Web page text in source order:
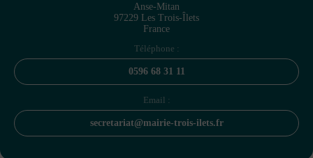
Anse-Mitan
97229 Les Trois-Îlets
France
Téléphone :
0596 68 31 11
Email :
secretariat@mairie-trois-ilets.fr